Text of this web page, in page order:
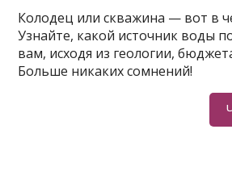
Колодец или скважина — вот в
Узнайте, какой источник воды
вам, исходя из геологии,
Больше никаких сомнений!